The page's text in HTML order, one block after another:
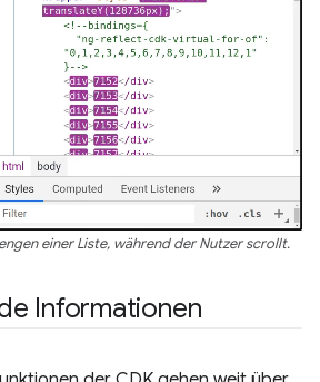
einer Liste, während der Nutzer scrollt.
Informationen